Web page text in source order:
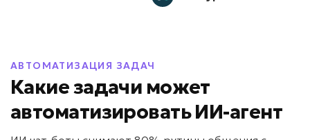
Долго готовятся предложения?
АВТОМАТИЗАЦИЯ ЗАДАЧ
Какие задачи может
автоматизировать ИИ-агент